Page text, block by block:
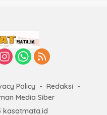
Policy
Redaksi
Media Siber
kasatmata.id